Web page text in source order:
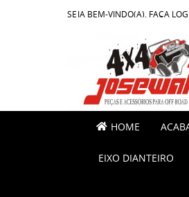
SEJA BEM-VINDO(A), FAÇA
HOME
EIXO DIANTEIRO